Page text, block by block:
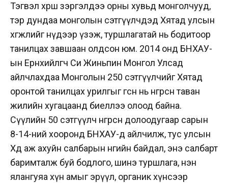
Тэгвэл хөрш зэргэлдээ орны хувьд монголчууд,
тэр дундаа монголын сэтгүүлчдэд Хятад улсын
хөгжлийг нүдээр үзэж, туршлагатай нь бодитоор
танилцах завшаан олдсон юм. 2014 онд БНХАУ-
ын Ерөнхийлөгч Си Жиньпин Монгол Улсад
айлчлахдаа Монголын 250 сэтгүүлчийг Хятад
оронтой танилцах урилгыг өгсөн нь өнгөрсөн таван
жилийн хугацаанд биеллээ олоод байна.
Сүүлийн 50 сэтгүүлч өнгөрсөн долоодугаар сарын
8-14-ний хооронд БНХАУ-д айлчилж, тус улсын
Хөдөө аж ахуйн салбарын өнөөгийн байдал, энэ салбарт
баримталж буй бодлого, шинэ туршлага, нэн
ялангуяа хүн амыг эрүүл, органик хүнсээр